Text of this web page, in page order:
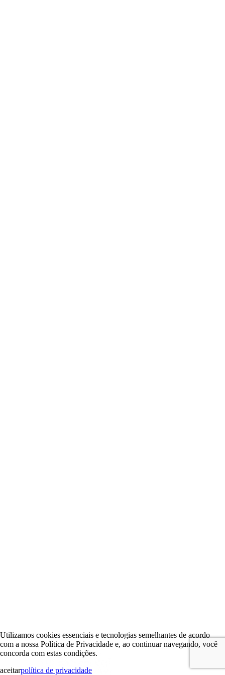
Utilizamos cookies essenciais e tecnologias semelhantes de acordo
com a nossa Política de Privacidade e, ao continuar navegando, você
concorda com estas condições.
aceitarpolítica de privacidade